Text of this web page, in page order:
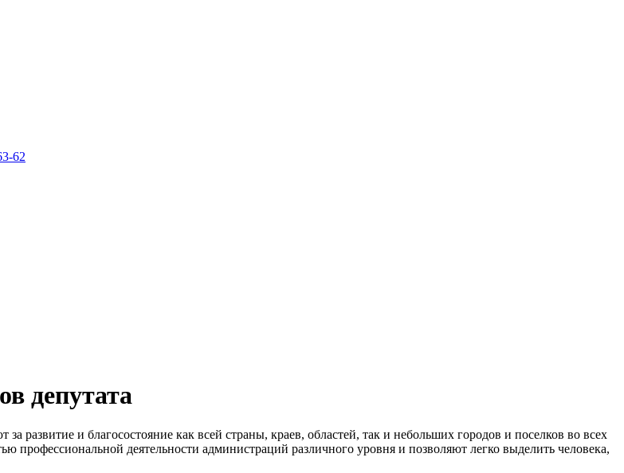
62
депутата
развитие и благосостояние как всей страны, краев, областей, так и небольших городов и поселков во всех
профессиональной деятельности администраций различного уровня и позволяют легко выделить человека,